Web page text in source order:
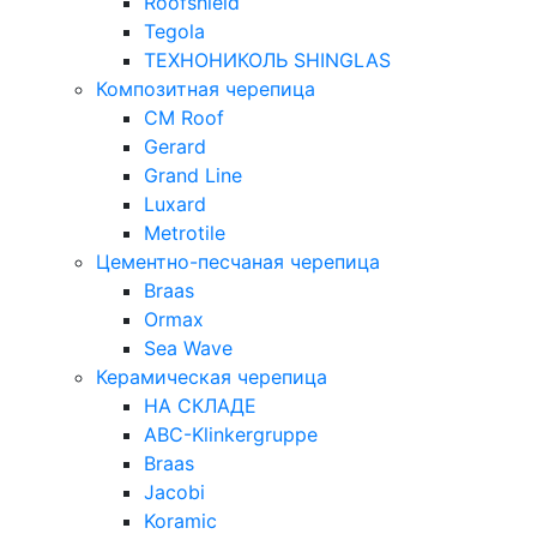
Tegola
ТЕХНОНИКОЛЬ SHINGLAS
Композитная черепица
CM Roof
Gerard
Grand Line
Luxard
Metrotile
Цементно-песчаная черепица
Braas
Ormax
Sea Wave
Керамическая черепица
НА СКЛАДЕ
ABC-Klinkergruppe
Braas
Jacobi
Koramic